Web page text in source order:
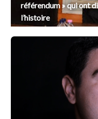
référendum » qui ont
l’histoire